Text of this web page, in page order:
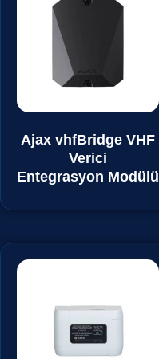
Ajax vhfBridge VHF
Verici
Entegrasyon Modülü